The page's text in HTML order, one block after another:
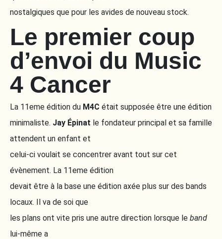
nostalgiques que pour les avides de nouveau stock.
Le premier coup
d’envoi du Music
4 Cancer
La 11eme édition du M4C était supposée être une édition
minimaliste. Jay Épinat le fondateur principal et sa famille
attendent un enfant et
celui-ci voulait se concentrer avant tout sur cet
évènement. La 11eme édition
devait être à la base une édition axée plus sur des bands
locaux. Il va de soi que
les plans ont vite pris une autre direction lorsque le band
lui-même a